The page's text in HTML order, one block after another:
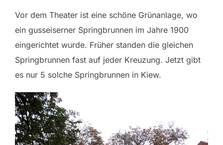
Vor dem Theater ist eine schöne Grünanlage, wo
ein gusseiserner Springbrunnen im Jahre 1900
eingerichtet wurde. Früher standen die gleichen
Springbrunnen fast auf jeder Kreuzung. Jetzt gibt
es nur 5 solche Springbrunnen in Kiew.